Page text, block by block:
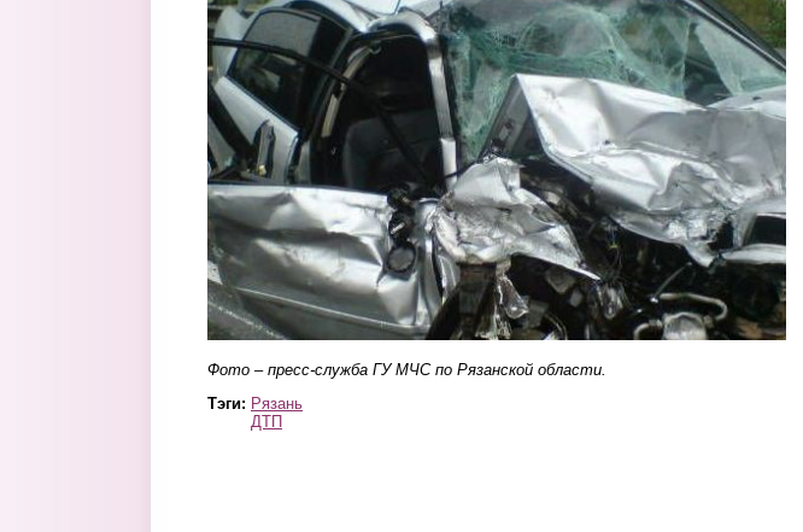
Фото – пресс-служба ГУ МЧС по Рязанской области.
Тэги: Рязань
ДТП